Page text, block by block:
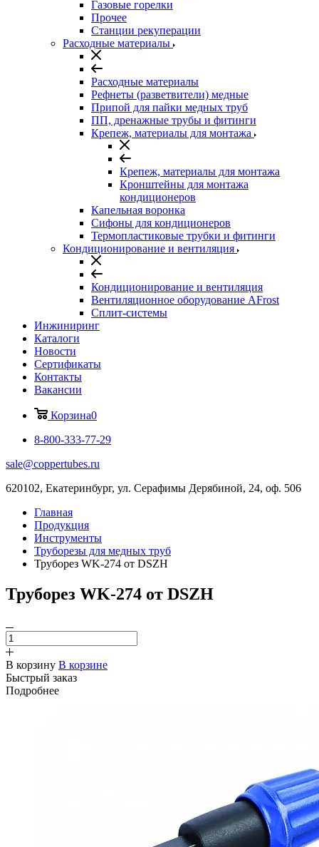
Газовые горелки
Прочее
Станции рекуперации
Расходные материалы
Расходные материалы
Рефнеты (разветвители) медные
Припой для пайки медных труб
ПП, дренажные трубы и фитинги
Крепеж, материалы для монтажа
Крепеж, материалы для монтажа
Кронштейны для монтажа
кондиционеров
Капельная воронка
Сифоны для кондиционеров
Термопластиковые трубки и фитинги
Кондиционирование и вентиляция
Кондиционирование и вентиляция
Вентиляционное оборудование AFrost
Сплит-системы
Инжиниринг
Каталоги
Новости
Сертификаты
Контакты
Вакансии
Корзина0
8-800-333-77-29
sale@coppertubes.ru
620102, Екатеринбург, ул. Серафимы Дерябиной, 24, оф. 506
Главная
Продукция
Инструменты
Труборезы для медных труб
Труборез WK-274 от DSZH
Труборез WK-274 от DSZH
В корзину В корзине
Быстрый заказ
Подробнее